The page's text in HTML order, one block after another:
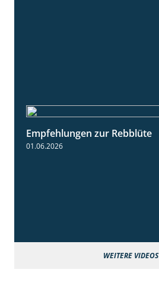
Empfehlungen zur Rebblüte
01.06.2026
WEITERE VIDEOS